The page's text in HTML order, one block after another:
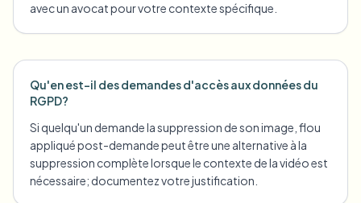
avec un avocat pour votre contexte spécifique.
Qu'en est-il des demandes d'accès aux données du
RGPD?
Si quelqu'un demande la suppression de son image, flou
appliqué post-demande peut être une alternative à la
suppression complète lorsque le contexte de la vidéo est
nécessaire; documentez votre justification.